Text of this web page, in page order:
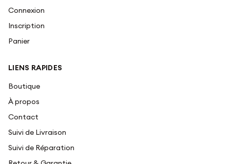
Connexion
Inscription
Panier
LIENS RAPIDES
Boutique
À propos
Contact
Suivi de Livraison
Suivi de Réparation